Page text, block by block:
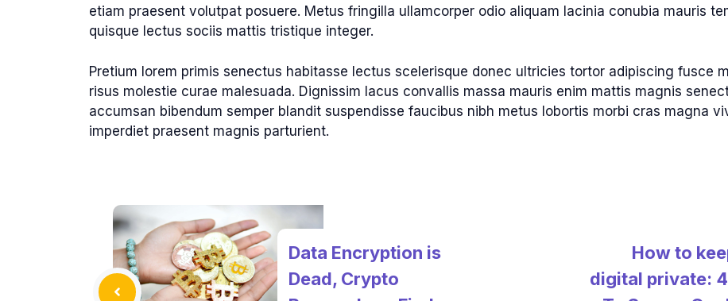
etiam praesent volutpat posuere. Metus fringilla ullamcorper odio aliquam lacinia conubia mauris
quisque lectus sociis mattis tristique integer.
Pretium lorem primis senectus habitasse lectus scelerisque donec ultricies tortor adipiscing fusce
risus molestie curae malesuada. Dignissim lacus convallis massa mauris enim mattis magnis
accumsan bibendum semper blandit suspendisse faucibus nibh metus lobortis morbi cras magna
imperdiet praesent magnis parturient.
Data Encryption is
Dead, Crypto
How to
digital private: